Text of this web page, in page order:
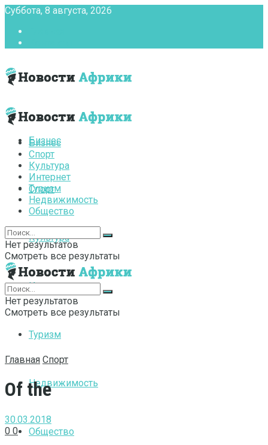
Суббота, 8 августа, 2026
Бизнес
Спорт
Культура
Интернет
Туризм
Недвижимость
Общество
Бизнес
Спорт
Культура
Интернет
Туризм
Недвижимость
Общество
Нет результатов
Смотреть все результаты
Нет результатов
Смотреть все результаты
Главная Спорт
Of the
30.03.2018
0 0